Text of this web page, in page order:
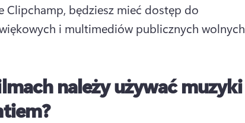
Clipchamp, będziesz mieć dostęp do
i multimediów publicznych wolnych
należy używać muzyki